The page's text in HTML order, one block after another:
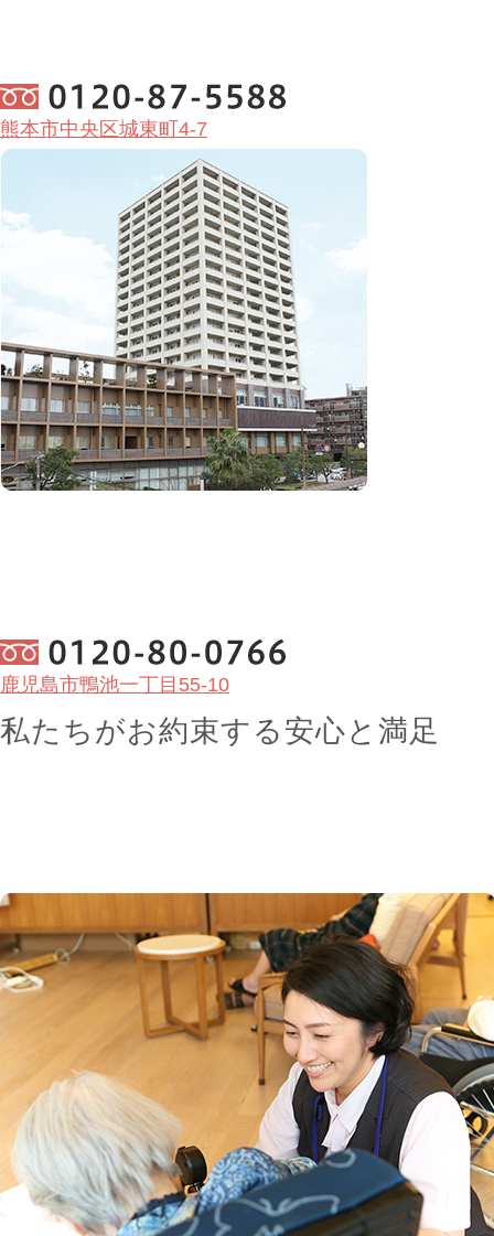
熊本市中央区城東町4-7
鹿児島市鴨池一丁目55-10
私たちがお約束する 安心と 満足